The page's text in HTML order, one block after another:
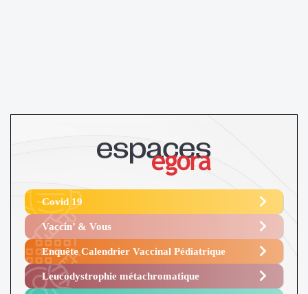
Covid 19
Vaccin’ & Vous
Enquête Calendrier Vaccinal Pédiatrique
Leucodystrophie métachromatique